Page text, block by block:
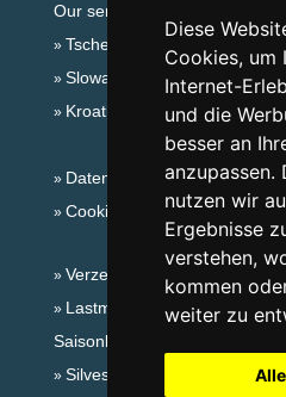
Diese
Cookies, um
Internet-
und die
besser an
anzupassen.
nutzen wir
Ergebnisse
verstehen,
kommen
weiter zu
Our servers:
Tschechische Gebirge
Slowakische Gebirge
Kroatien
Datenschutz
Cookies
Verzeichnis der Unterkunft
Lastminute Erzgebirge
Saisonlinks:
Silvester Erzgebirge